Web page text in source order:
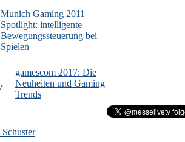
Munich Gaming 2011
Spotlight: intelligente
Bewegungssteuerung bei
Spielen
gamescom 2017: Die
Neuheiten und Gaming
Trends